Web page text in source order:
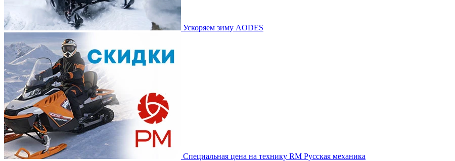
Ускоряем зиму AODES
Специальная цена на технику RM Русская механика